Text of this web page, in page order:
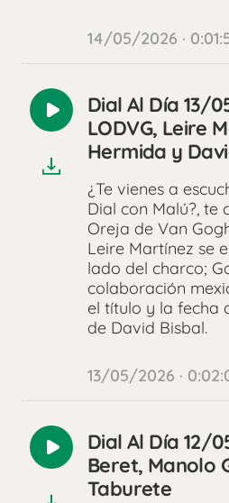
14/05/2026 ·
Reproducir
audio
Dial Al Día 13/
LODVG, Leire
Hermida y
¿Te vienes a
Dial con Malú?, te
Oreja de Van
Leire Martínez se
lado del charco;
colaboración
el título y la fecha
de David Bisbal.
13/05/2026 ·
Reproducir
audio
Dial Al Día 12/
Beret, Manolo
Taburete